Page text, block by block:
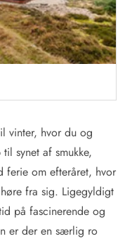
vinter, hvor du og
synet af smukke,
ferie om efteråret, hvor
fra sig. Ligegyldigt
på fascinerende og
er der en særlig ro